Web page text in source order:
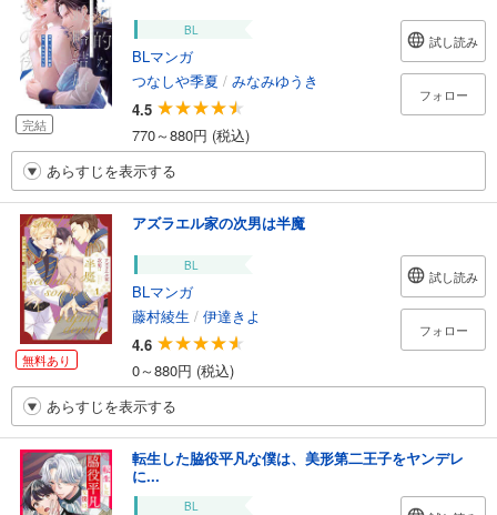
完結
BL
BLマンガ
つなしや季夏 / みなみゆうき
4.5
770～880円 (税込)
試し読み
フォロー
あらすじを表示する
無料あり
アズラエル家の次男は半魔
BL
BLマンガ
藤村綾生 / 伊達きよ
4.6
0～880円 (税込)
試し読み
フォロー
あらすじを表示する
転生した脇役平凡な僕は、美形第二王子をヤンデレ
に...
BL